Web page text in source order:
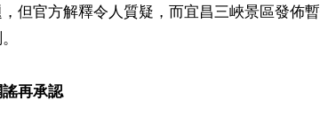
但官方解釋令人質疑，而宜昌三峽景區發佈
再承認